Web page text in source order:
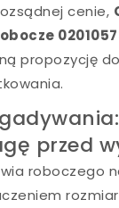
cenie,
propozycję do
przed
roboczego